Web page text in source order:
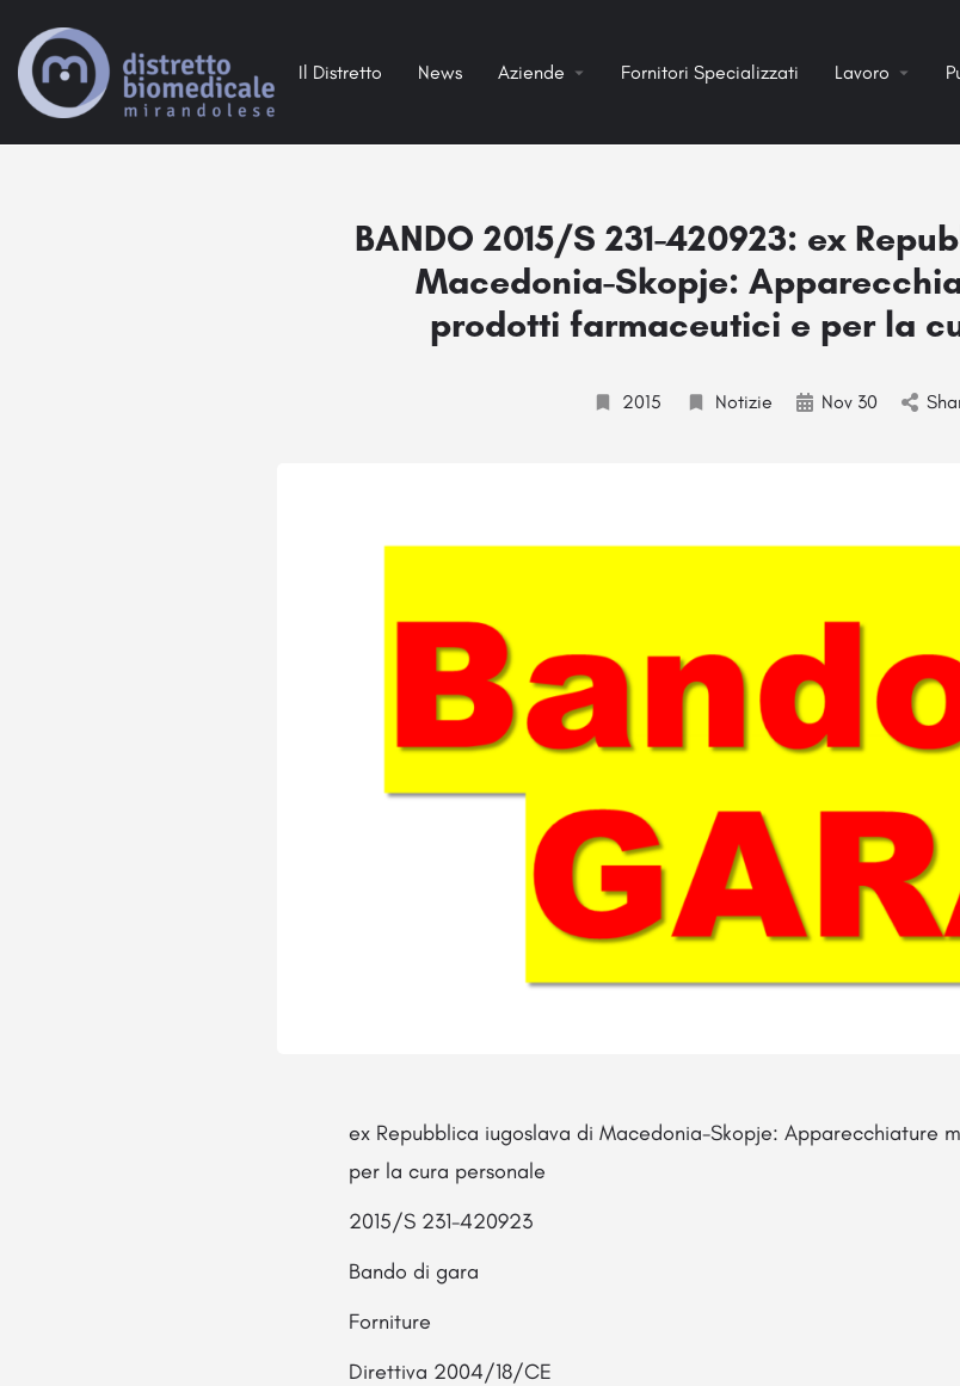
Il Distretto News Aziende Fornitori Specializzati Lavoro
BANDO 2015/S 231-420923: ex
Macedonia-Skopje:
prodotti farmaceutici e per la
2015 Notizie Nov 30
ex Repubblica iugoslava di Macedonia-Skopje: Apparecchiature
per la cura personale
2015/S 231-420923
Bando di gara
Forniture
Direttiva 2004/18/CE